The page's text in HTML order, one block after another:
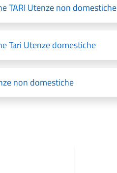
TARI Utenze non domestiche
Tari Utenze domestiche
non domestiche